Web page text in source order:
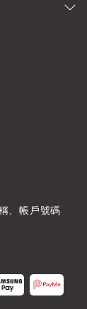
、帳戶號碼